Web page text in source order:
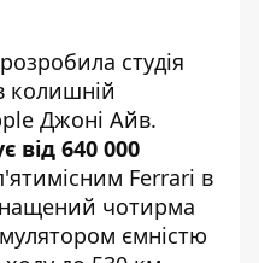
студія
колишній
Джоні Айв.
від 640 000
Ferrari в
чотирма
ємністю